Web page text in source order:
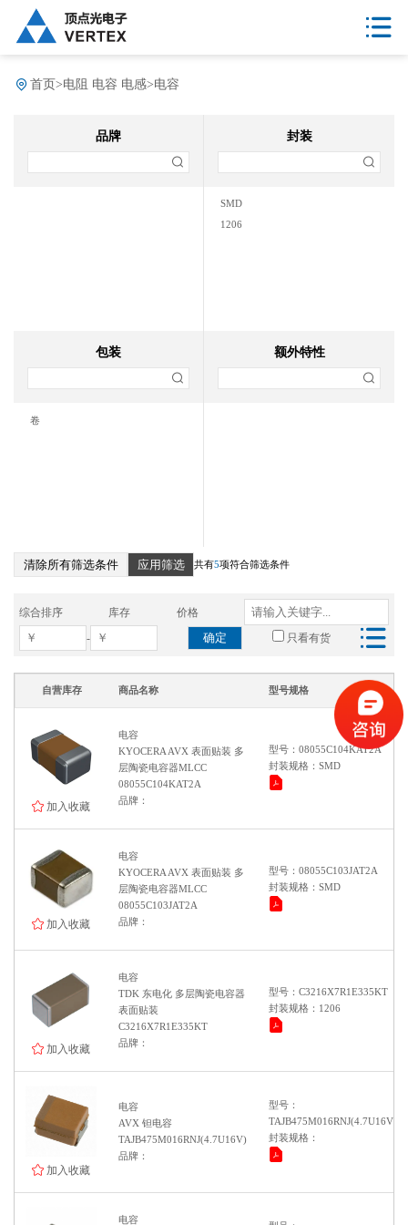
首页 >电阻 电容 电感>电容
品牌 封装
SMD
1206
包装
卷
额外特性
清除所有筛选条件 应用筛选 共有5项符合筛选条件
综合排序 库存 价格
- 确定 只看有货
自营库存 商品名称 型号规格
加入收藏
电容
KYOCERA AVX 表面贴装 多
层陶瓷电容器MLCC
08055C104KAT2A
品牌：
型号：08055C104KAT2A
封装规格：SMD
加入收藏
电容
KYOCERA AVX 表面贴装 多
层陶瓷电容器MLCC
08055C103JAT2A
品牌：
型号：08055C103JAT2A
封装规格：SMD
加入收藏
电容
TDK 东电化 多层陶瓷电容器
表面贴装
C3216X7R1E335KT
品牌：
型号：C3216X7R1E335KT
封装规格：1206
加入收藏
电容
AVX 钽电容
TAJB475M016RNJ(4.7U16V)
品牌：
型号：
TAJB475M016RNJ(4.7U16V)
封装规格：
电容